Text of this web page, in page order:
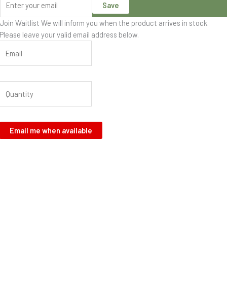
Save
Join Waitlist We will inform you when the product arrives in stock.
Please leave your valid email address below.
Email me when available